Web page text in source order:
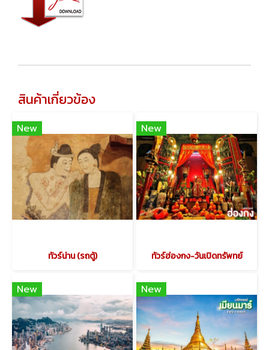
สินค้าเกี่ยวข้อง
New
ทัวร์น่าน (รถตู้)
New
ทัวร์ฮ่องกง-วันเปิดทรัพทย์
New New